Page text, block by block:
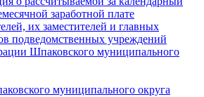
заработной плате
их заместителей и главных
подведомственных учреждений
Шпаковского муниципального
муниципального округа